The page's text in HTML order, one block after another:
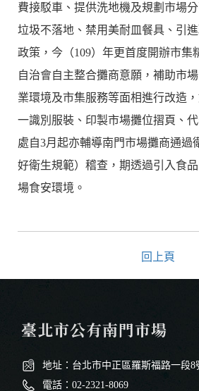
費接駁車、提供洗地機及規劃市場
垃圾不落地、禁用美耐皿餐具、引
政策，今（109）年更首度開辦市集
自治會自主整合攤商意願，補助市
業環境及市集服務等面相進行改造
一識別服裝、印製市場攤位摺頁、
處自3月起亦輔導南門市場攤商通過
好衛生規範）稽查，期透過引入食
場食安環境。
回上頁
臺北市公有南門市場
地址：台北市中正區羅斯福路一段8
電話：02-2321-8069